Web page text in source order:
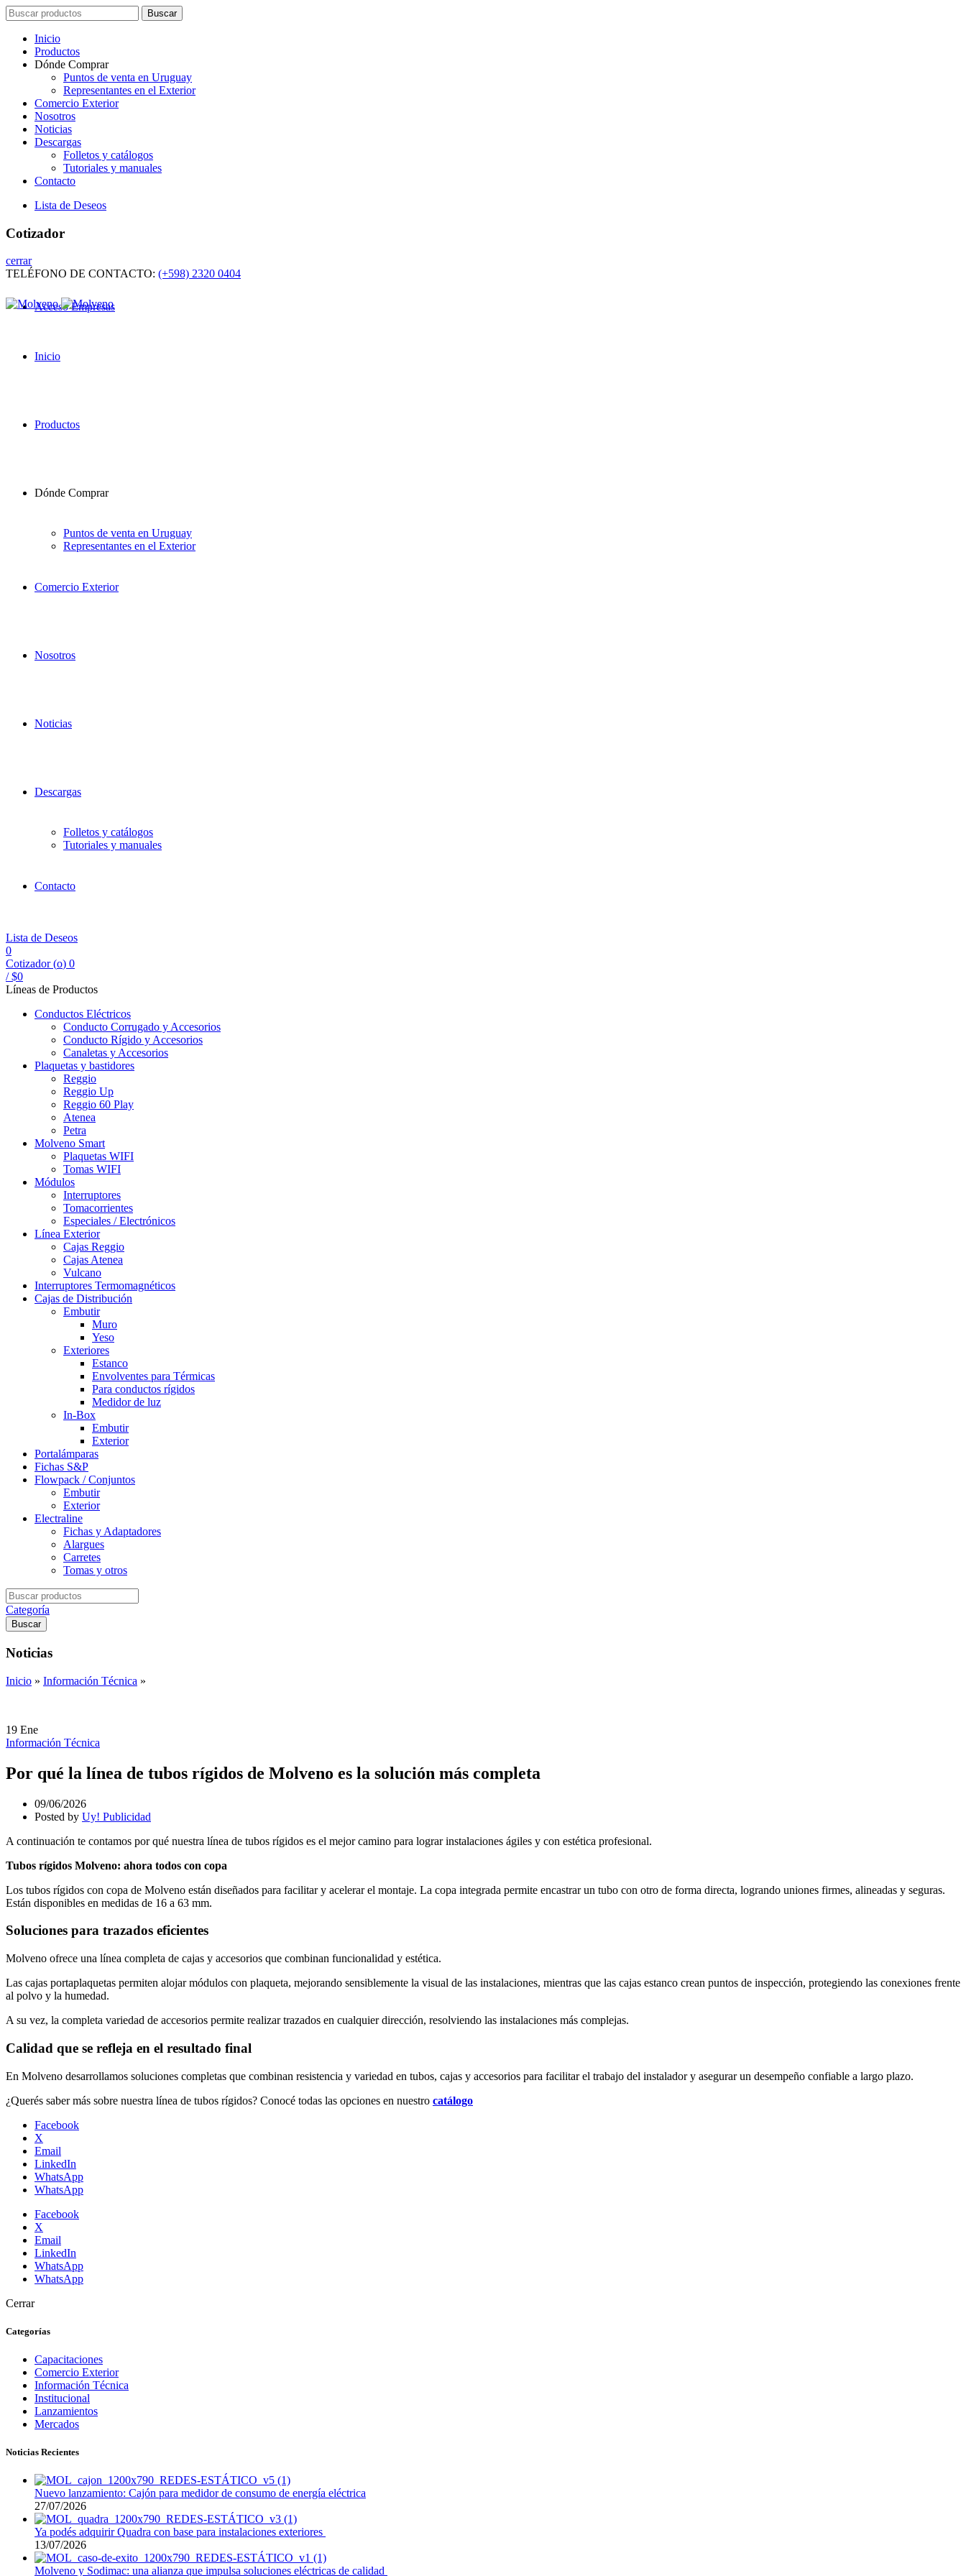
Search
for:
Buscar
Inicio
Productos
Dónde Comprar
Puntos de venta en Uruguay
Representantes en el Exterior
Comercio Exterior
Nosotros
Noticias
Descargas
Folletos y catálogos
Tutoriales y manuales
Contacto
Lista de Deseos
Cotizador
cerrar
TELÉFONO DE CONTACTO: (+598) 2320 0404
Acceso Empresas
Inicio
Productos
Dónde Comprar
Puntos de venta en Uruguay
Representantes en el Exterior
Comercio Exterior
Nosotros
Noticias
Descargas
Folletos y catálogos
Tutoriales y manuales
Contacto
Lista de Deseos
0
Cotizador (o) 0
/ $0
Líneas de Productos
Conductos Eléctricos
Conducto Corrugado y Accesorios
Conducto Rígido y Accesorios
Canaletas y Accesorios
Plaquetas y bastidores
Reggio
Reggio Up
Reggio 60 Play
Atenea
Petra
Molveno Smart
Plaquetas WIFI
Tomas WIFI
Módulos
Interruptores
Tomacorrientes
Especiales / Electrónicos
Línea Exterior
Cajas Reggio
Cajas Atenea
Vulcano
Interruptores Termomagnéticos
Cajas de Distribución
Embutir
Muro
Yeso
Exteriores
Estanco
Envolventes para Térmicas
Para conductos rígidos
Medidor de luz
In-Box
Embutir
Exterior
Portalámparas
Fichas S&P
Flowpack / Conjuntos
Embutir
Exterior
Electraline
Fichas y Adaptadores
Alargues
Carretes
Tomas y otros
Search
for:
Categoría
Buscar
Noticias
Inicio » Información Técnica »
19 Ene
Información Técnica
Por qué la línea de tubos rígidos de Molveno es la solución más completa
09/06/2026
Posted by Uy! Publicidad
A continuación te contamos por qué nuestra línea de tubos rígidos es el mejor camino para lograr instalaciones ágiles y con estética profesional.
Tubos rígidos Molveno: ahora todos con copa
Los tubos rígidos con copa de Molveno están diseñados para facilitar y acelerar el montaje. La copa integrada permite encastrar un tubo con otro de forma directa, logrando uniones firmes, alineadas y seguras.
Están disponibles en medidas de 16 a 63 mm.
Soluciones para trazados eficientes
Molveno ofrece una línea completa de cajas y accesorios que combinan funcionalidad y estética.
Las cajas portaplaquetas permiten alojar módulos con plaqueta, mejorando sensiblemente la visual de las instalaciones, mientras que las cajas estanco crean puntos de inspección, protegiendo las conexiones frente
al polvo y la humedad.
A su vez, la completa variedad de accesorios permite realizar trazados en cualquier dirección, resolviendo las instalaciones más complejas.
Calidad que se refleja en el resultado final
En Molveno desarrollamos soluciones completas que combinan resistencia y variedad en tubos, cajas y accesorios para facilitar el trabajo del instalador y asegurar un desempeño confiable a largo plazo.
¿Querés saber más sobre nuestra línea de tubos rígidos? Conocé todas las opciones en nuestro catálogo
Facebook
X
Email
LinkedIn
WhatsApp
WhatsApp
Facebook
X
Email
LinkedIn
WhatsApp
WhatsApp
Cerrar
Categorías
Capacitaciones
Comercio Exterior
Información Técnica
Institucional
Lanzamientos
Mercados
Noticias Recientes
Nuevo lanzamiento: Cajón para medidor de consumo de energía eléctrica
27/07/2026
Ya podés adquirir Quadra con base para instalaciones exteriores
13/07/2026
Molveno y Sodimac: una alianza que impulsa soluciones eléctricas de calidad